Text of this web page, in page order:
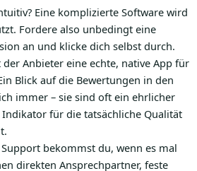
Eine komplizierte Software wird
Fordere also unbedingt eine
an und klicke dich selbst durch.
der Anbieter eine echte, native App für
Blick auf die Bewertungen in den
immer – sie sind oft ein ehrlicher
für die tatsächliche Qualität
bekommst du, wenn es mal
direkten Ansprechpartner, feste